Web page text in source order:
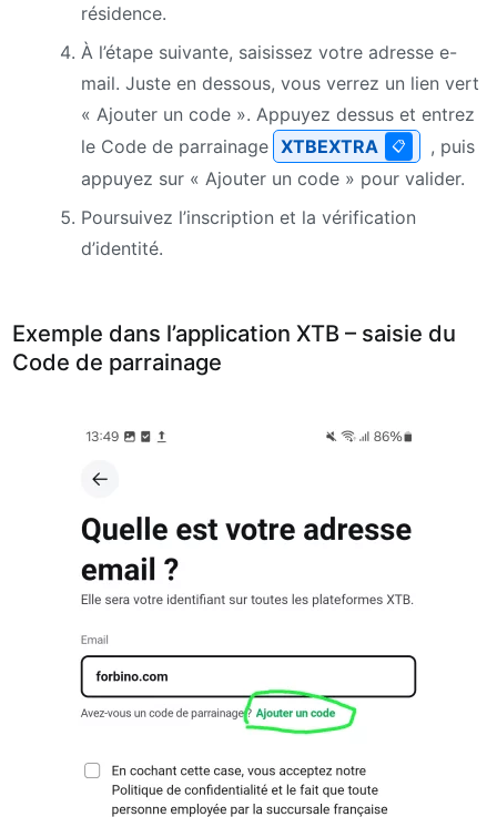
résidence.
À l’étape suivante, saisissez votre adresse e-
mail. Juste en dessous, vous verrez un lien vert
« Ajouter un code ». Appuyez dessus et entrez
le Code de parrainage XTBEXTRA 📋
, puis
appuyez sur « Ajouter un code » pour valider.
Poursuivez l’inscription et la vérification
d’identité.
Exemple dans l’application XTB – saisie du
Code de parrainage